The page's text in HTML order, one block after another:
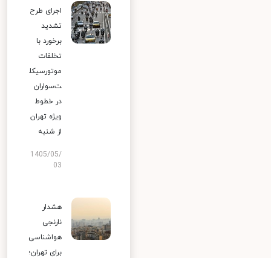
اجرای طرح
تشدید
برخورد با
تخلفات
موتورسیکل
ت‌سواران
در خطوط
ویژه تهران
از شنبه
1405/05/
03
هشدار
نارنجی
هواشناسی
برای تهران؛